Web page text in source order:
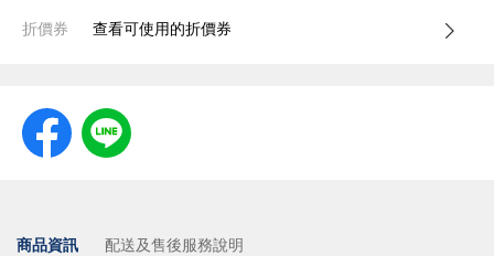
折價券 查看可使用的折價券
商品資訊 配送及售後服務說明